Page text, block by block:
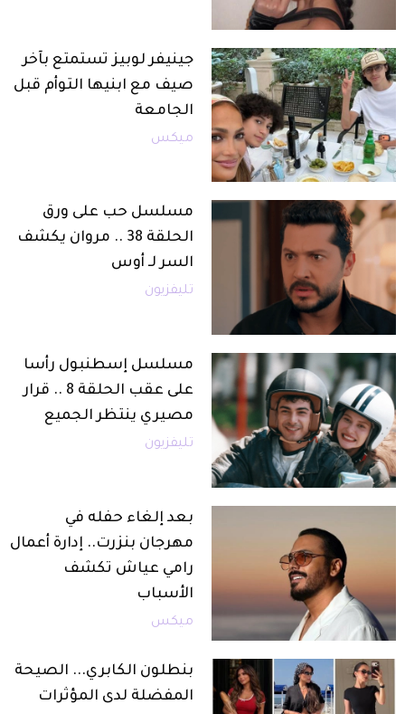
جينيفر لوبيز تستمتع بآخر
صيف مع ابنيها التوأم قبل
الجامعة
ميكس
مسلسل حب على ورق
الحلقة 38 .. مروان يكشف
السر لـ أوس
تليفزيون
مسلسل إسطنبول رأسا
على عقب الحلقة 8 .. قرار
مصيري ينتظر الجميع
تليفزيون
بعد إلغاء حفله في
مهرجان بنزرت.. إدارة أعمال
رامي عياش تكشف
الأسباب
ميكس
بنطلون الكابري... الصيحة
المفضلة لدى المؤثرات